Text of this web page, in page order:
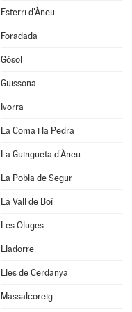
Esterri d'Àneu
Foradada
Gósol
Guissona
Ivorra
La Coma i la Pedra
La Guingueta d'Àneu
La Pobla de Segur
La Vall de Boí
Les Oluges
Lladorre
Lles de Cerdanya
Massalcoreig